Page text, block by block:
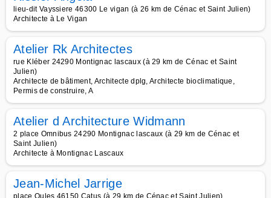
lieu-dit Vayssiere 46300 Le vigan (à 26 km de Cénac et Saint Julien)
Architecte à Le Vigan
Atelier Rk Architectes
rue Kléber 24290 Montignac lascaux (à 29 km de Cénac et Saint
Julien)
Architecte de bâtiment, Architecte dplg, Architecte bioclimatique,
Permis de construire, A
Atelier d Architecture Widmann
2 place Omnibus 24290 Montignac lascaux (à 29 km de Cénac et
Saint Julien)
Architecte à Montignac Lascaux
Jean-Michel Jarrige
place Oules 46150 Catus (à 29 km de Cénac et Saint Julien)